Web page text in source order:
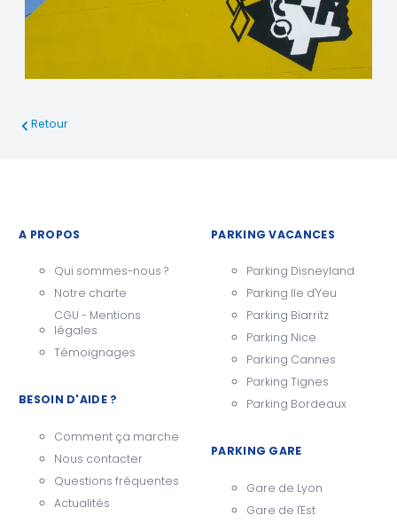
Retour
A PROPOS
Qui sommes-nous ?
Notre charte
CGU - Mentions
légales
Témoignages
BESOIN D'AIDE ?
Comment ça marche
Nous contacter
Questions fréquentes
Actualités
PARKING VACANCES
Parking Disneyland
Parking Ile d'Yeu
Parking Biarritz
Parking Nice
Parking Cannes
Parking Tignes
Parking Bordeaux
PARKING GARE
Gare de Lyon
Gare de l'Est